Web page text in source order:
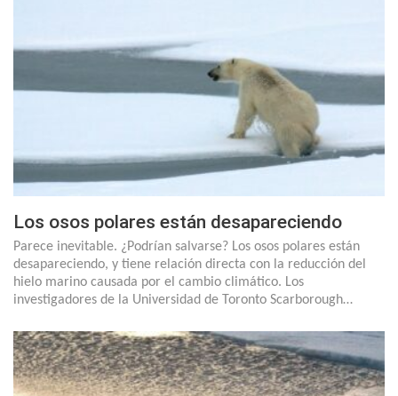
Los osos polares están desapareciendo
Parece inevitable. ¿Podrían salvarse? Los osos polares están
desapareciendo, y tiene relación directa con la reducción del
hielo marino causada por el cambio climático. Los
investigadores de la Universidad de Toronto Scarborough…